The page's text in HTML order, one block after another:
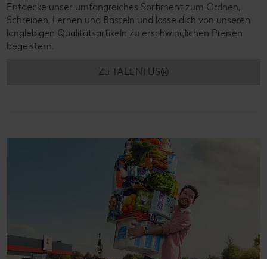
Entdecke unser umfangreiches Sortiment zum Ordnen,
Schreiben, Lernen und Basteln und lasse dich von unseren
langlebigen Qualitätsartikeln zu erschwinglichen Preisen
begeistern.
Zu TALENTUS®